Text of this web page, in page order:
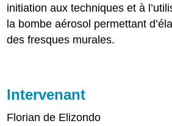
initiation aux techniques et à
la bombe aérosol permettant
des fresques murales.
Intervenant
Florian de Elizondo